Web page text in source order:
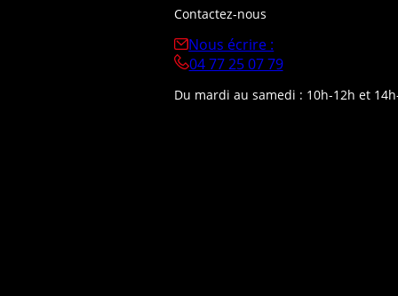
Contactez-nous
Nous écrire :
04 77 25 07 79
Du mardi au samedi : 10h-12h et